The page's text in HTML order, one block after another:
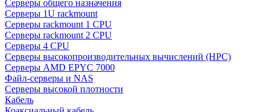
Серверы общего назначения
Серверы 1U rackmount
Серверы rackmount 1 CPU
Серверы rackmount 2 CPU
Серверы 4 CPU
Серверы высокопроизводительных вычислений (HPC)
Серверы AMD EPYC 7000
Файл-серверы и NAS
Серверы высокой плотности
Кабель